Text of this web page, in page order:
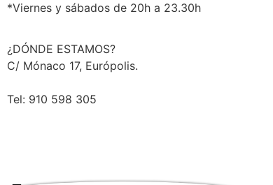
*Viernes y sábados de 20h a 23.30h
¿DÓNDE ESTAMOS?
C/ Mónaco 17, Európolis.
Tel: 910 598 305